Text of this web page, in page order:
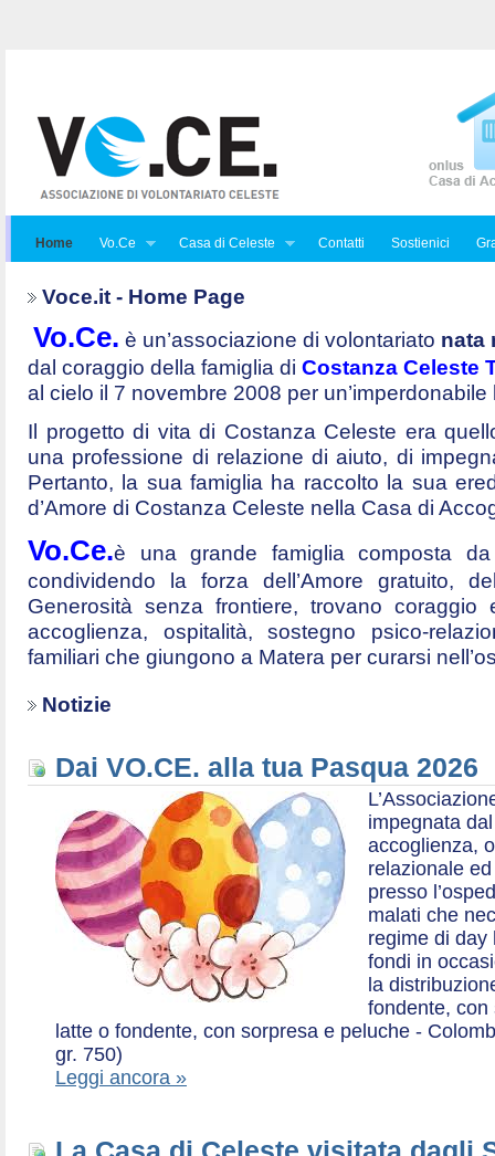
Home Vo.Ce Casa di Celeste Contatti Sostienici
Voce.it - Home Page
Vo.Ce. è un’associazione di volontariato nata
dal coraggio della famiglia di Costanza Celeste
al cielo il 7 novembre 2008 per
Il progetto di vita di Costanza Celeste era
una professione di relazione di aiuto, di
Pertanto, la sua famiglia ha raccolto la sua
d’Amore di Costanza Celeste nella Casa di
Vo.Ce.è una grande famiglia composta
condividendo la forza dell’Amore gratuito,
Generosità senza frontiere, trovano
accoglienza, ospitalità, sostegno psico-
familiari che giungono a Matera per curarsi
Notizie
Dai VO.CE. alla tua Pasqua 2026
impegnata
accoglienza,
relazionale
presso
malati che
regime di day
fondi in
la
fondente, con
latte o fondente, con sorpresa e peluche -
gr. 750)
Leggi ancora »